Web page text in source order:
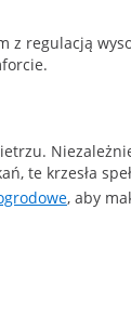
z regulacją
te krzesła
, aby